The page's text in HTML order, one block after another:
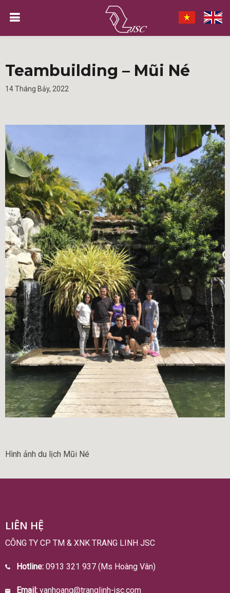
Teambuilding – Mũi Né
14 Tháng Bảy, 2022
Hình ảnh du lịch Mũi Né
LIÊN HỆ
CÔNG TY CP TM & XNK TRANG LINH JSC
Hotline: 0913 321 937 (Ms Hoàng Vân)
Email: vanhoang@tranglinh-jsc.com